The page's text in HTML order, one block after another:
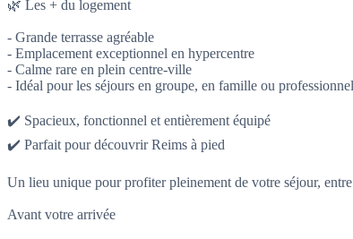
🌿 Les + du logement
- Grande terrasse agréable
- Emplacement exceptionnel en hypercentre
- Calme rare en plein centre-ville
- Idéal pour les séjours en groupe, en famille ou
✔️ Spacieux, fonctionnel et entièrement équipé
✔️ Parfait pour découvrir Reims à pied
Un lieu unique pour profiter pleinement de votre séjour,
Avant votre arrivée